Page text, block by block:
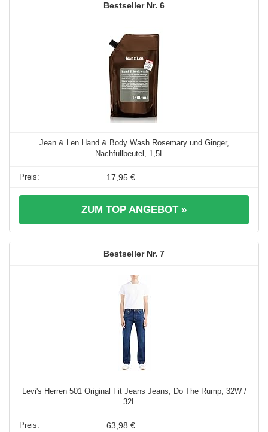
6
Jean & Len Hand & Body Wash Rosemary und Ginger,
Nachfüllbeutel, 1,5L ...
17,95 €
ZUM TOP ANGEBOT »
7
Levi's Herren 501 Original Fit Jeans Jeans, Do The Rump, 32W /
32L ...
63,98 €